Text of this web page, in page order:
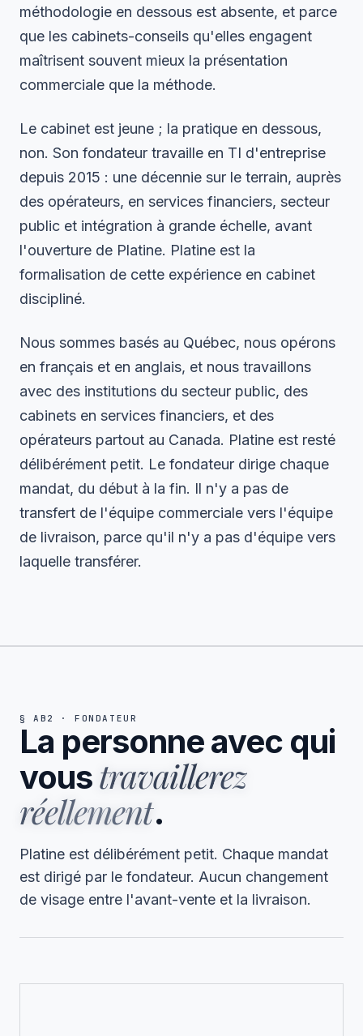
méthodologie en dessous est absente, et parce
que les cabinets-conseils qu'elles engagent
maîtrisent souvent mieux la présentation
commerciale que la méthode.
Le cabinet est jeune ; la pratique en dessous,
non. Son fondateur travaille en TI d'entreprise
depuis 2015 : une décennie sur le terrain, auprès
des opérateurs, en services financiers, secteur
public et intégration à grande échelle, avant
l'ouverture de Platine. Platine est la
formalisation de cette expérience en cabinet
discipliné.
Nous sommes basés au Québec, nous opérons
en français et en anglais, et nous travaillons
avec des institutions du secteur public, des
cabinets en services financiers, et des
opérateurs partout au Canada. Platine est resté
délibérément petit. Le fondateur dirige chaque
mandat, du début à la fin. Il n'y a pas de
transfert de l'équipe commerciale vers l'équipe
de livraison, parce qu'il n'y a pas d'équipe vers
laquelle transférer.
§ AB2 · FONDATEUR
La personne avec qui
voustravaillerez
réellement.
Platine est délibérément petit. Chaque mandat
est dirigé par le fondateur. Aucun changement
de visage entre l'avant-vente et la livraison.